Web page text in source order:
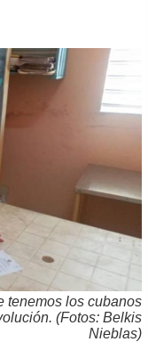
tenemos los cubanos
(Fotos: Belkis
Nieblas)